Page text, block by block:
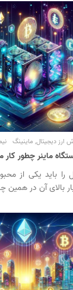
ارز دیجیتال, ماینینگ
ماینر چطور کار
را باید یکی از
بالای آن در همین